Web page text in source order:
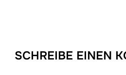
SCHREIBE EINEN